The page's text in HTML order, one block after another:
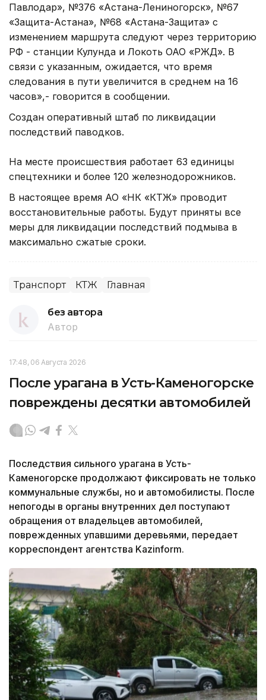
Павлодар», №376 «Астана-Лениногорск», №67
«Защита-Астана», №68 «Астана-Защита» с
изменением маршрута следуют через территорию
РФ - станции Кулунда и Локоть ОАО «РЖД». В
связи с указанным, ожидается, что время
следования в пути увеличится в среднем на 16
часов»,- говорится в сообщении.
Создан оперативный штаб по ликвидации
последствий паводков.
На месте происшествия работает 63 единицы
спецтехники и более 120 железнодорожников.
В настоящее время АО «НК «КТЖ» проводит
восстановительные работы. Будут приняты все
меры для ликвидации последствий подмыва в
максимально сжатые сроки.
Транспорт КТЖ Главная
без автора
Автор
17:48, 06 Августа 2026
После урагана в Усть-Каменогорске
повреждены десятки автомобилей
Последствия сильного урагана в Усть-
Каменогорске продолжают фиксировать не только
коммунальные службы, но и автомобилисты. После
непогоды в органы внутренних дел поступают
обращения от владельцев автомобилей,
поврежденных упавшими деревьями, передает
корреспондент агентства Kazinform.